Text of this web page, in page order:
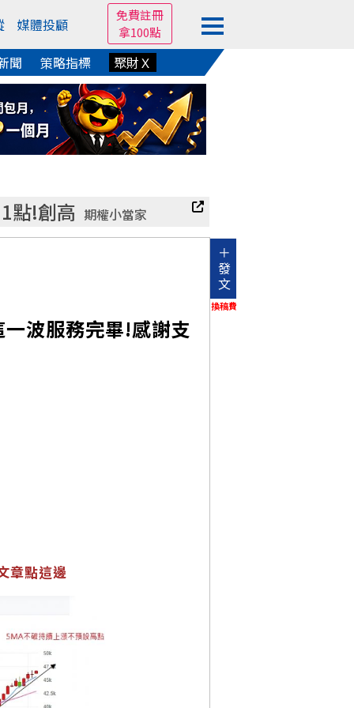
媒體投顧
免費註冊
拿100點
聞 策略指標 聚財Ｘ
點!創高 期權小當家
＋
發
文
換稿費
波服務完畢!感謝支
章點這邊